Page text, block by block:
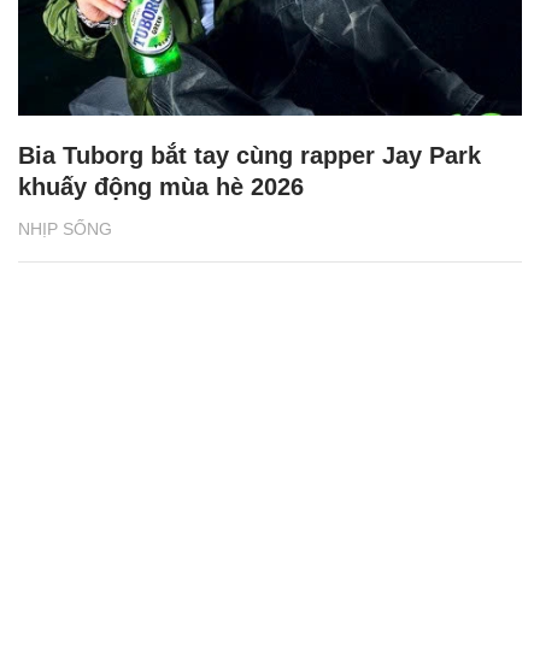
NHỊP SỐNG
Bia Tuborg bắt tay cùng rapper Jay Park
khuấy động mùa hè 2026